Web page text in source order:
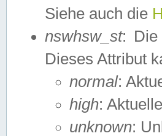
Siehe auch die
nswhsw_st: Die
Dieses Attribut
normal:
high:
unknown: